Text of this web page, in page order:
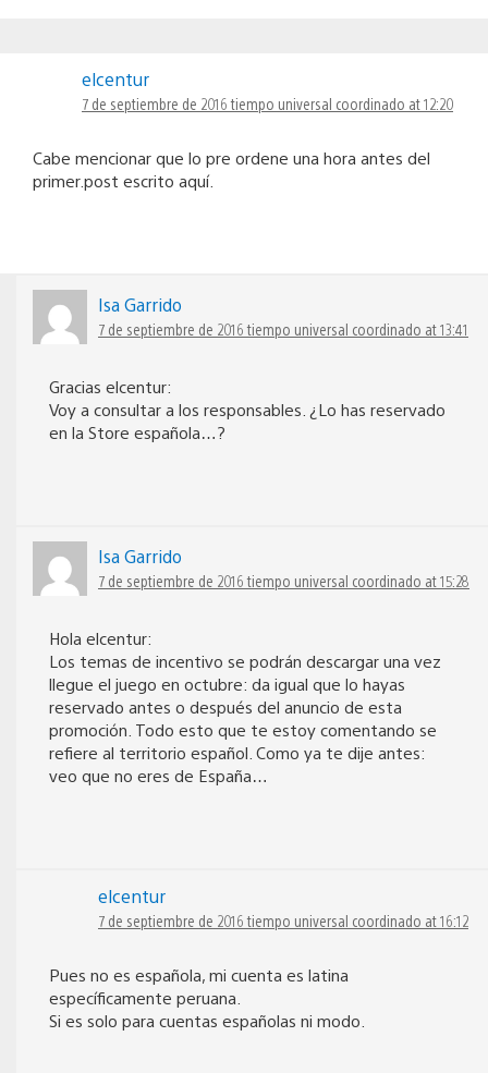
elcentur
7 de septiembre de 2016 tiempo universal coordinado at 12:20
Cabe mencionar que lo pre ordene una hora antes del
primer.post escrito aquí.
Isa Garrido
7 de septiembre de 2016 tiempo universal coordinado at 13:41
Gracias elcentur:
Voy a consultar a los responsables. ¿Lo has reservado
en la Store española…?
Isa Garrido
7 de septiembre de 2016 tiempo universal coordinado at 15:28
Hola elcentur:
Los temas de incentivo se podrán descargar una vez
llegue el juego en octubre: da igual que lo hayas
reservado antes o después del anuncio de esta
promoción. Todo esto que te estoy comentando se
refiere al territorio español. Como ya te dije antes:
veo que no eres de España…
elcentur
7 de septiembre de 2016 tiempo universal coordinado at 16:12
Pues no es española, mi cuenta es latina
específicamente peruana.
Si es solo para cuentas españolas ni modo.